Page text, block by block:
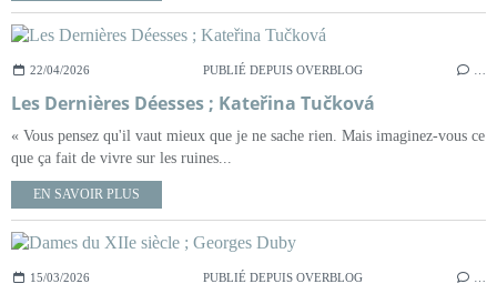
22/04/2026 PUBLIÉ DEPUIS OVERBLOG
Les Dernières Déesses ; Kateřina Tučková
« Vous pensez qu'il vaut mieux que je ne sache rien. Mais imaginez-vous ce
que ça fait de vivre sur les ruines...
EN SAVOIR PLUS
15/03/2026 PUBLIÉ DEPUIS OVERBLOG